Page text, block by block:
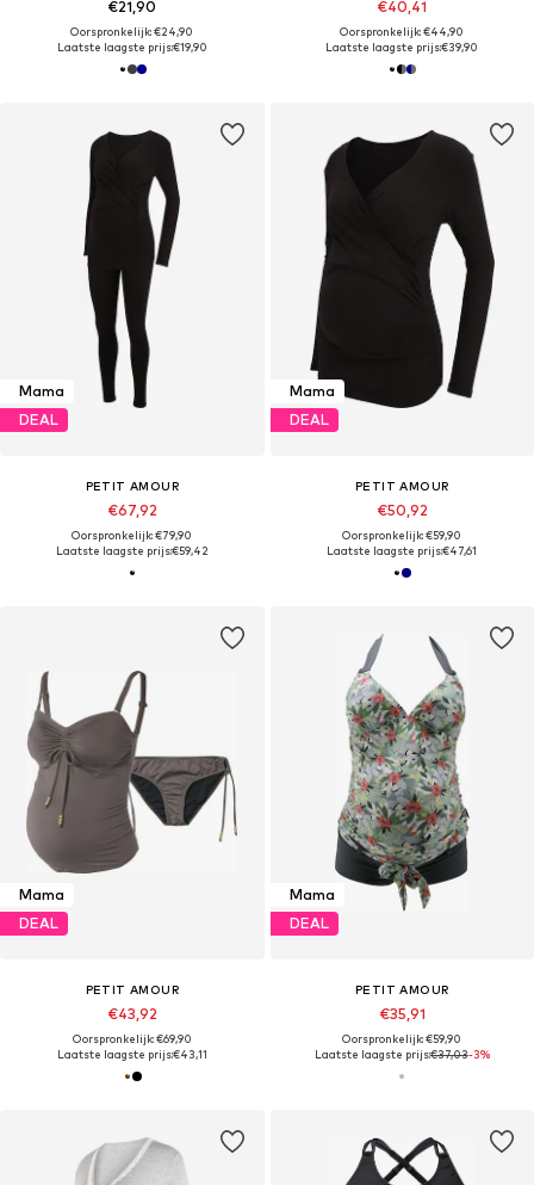
€21,90
Oorspronkelijk: €24,90
Laatste laagste prijs:€19,90
€40,41
Oorspronkelijk: €44,90
Laatste laagste prijs:€39,90
Mama
DEAL
PETIT AMOUR
€67,92
Oorspronkelijk: €79,90
Laatste laagste prijs:€59,42
Mama
DEAL
PETIT AMOUR
€50,92
Oorspronkelijk: €59,90
Laatste laagste prijs:€47,61
Mama
DEAL
PETIT AMOUR
€43,92
Oorspronkelijk: €69,90
Laatste laagste prijs:€43,11
Mama
DEAL
PETIT AMOUR
€35,91
Oorspronkelijk: €59,90
Laatste laagste prijs:€37,03-3%